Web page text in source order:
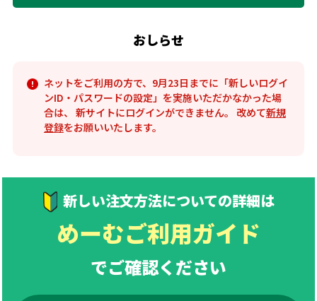
おしらせ
ネットをご利用の方で、9月23日までに「新しいログイ
ンID・パスワードの設定」を実施いただかなかった場
合は、
新サイトにログインができません。 改めて新規
登録をお願いいたします。
新しい注文方法についての詳細は
めーむご利用ガイド
でご確認ください